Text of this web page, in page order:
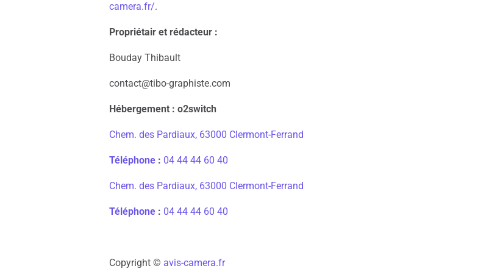
camera.fr/.
Propriétair et rédacteur :
Bouday Thibault
contact@tibo-graphiste.com
Hébergement : o2switch
Chem. des Pardiaux, 63000 Clermont-Ferrand
Téléphone: 04 44 44 60 40
Chem. des Pardiaux, 63000 Clermont-Ferrand
Téléphone: 04 44 44 60 40
Copyright © avis-camera.fr